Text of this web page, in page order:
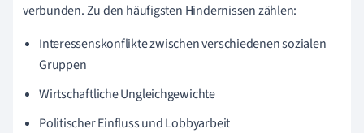
verbunden. Zu den häufigsten Hindernissen zählen:
Interessenskonflikte zwischen verschiedenen sozialen
Gruppen
Wirtschaftliche Ungleichgewichte
Politischer Einfluss und Lobbyarbeit